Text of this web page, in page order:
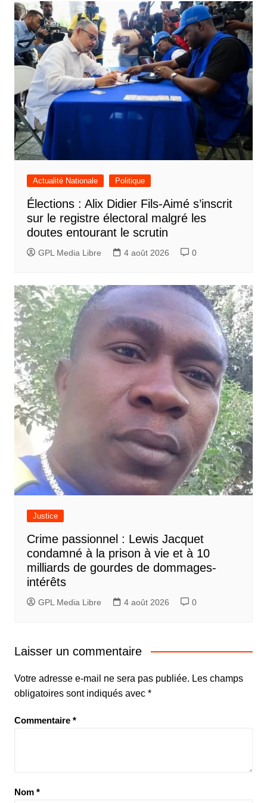
Actualité Nationale Politique
Élections : Alix Didier Fils-Aimé s’inscrit
sur le registre électoral malgré les
doutes entourant le scrutin
GPL Media Libre 4 août 2026 0
Justice
Crime passionnel : Lewis Jacquet
condamné à la prison à vie et à 10
milliards de gourdes de dommages-
intérêts
GPL Media Libre 4 août 2026 0
Laisser un commentaire
Votre adresse e-mail ne sera pas publiée. Les champs
obligatoires sont indiqués avec *
Commentaire *
Nom *